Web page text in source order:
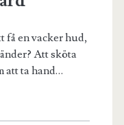
få en vacker hud,
Att sköta
att ta hand…